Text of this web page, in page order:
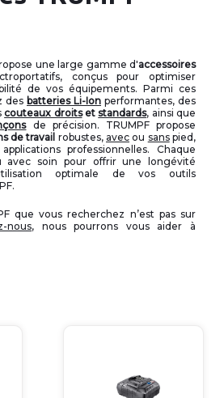
une large gamme d'accessoires
conçus pour optimiser
de vos équipements. Parmi ces
des batteries Li-Ion performantes, des
couteaux droitsetstandards, ainsi que
de précision. TRUMPF propose
de travail robustes, avec ou sanspied,
professionnelles. Chaque
avec soin pour offrir une longévité
optimale de vos outils
que vous recherchez n’est pas sur
nous, nous pourrons vous aider à